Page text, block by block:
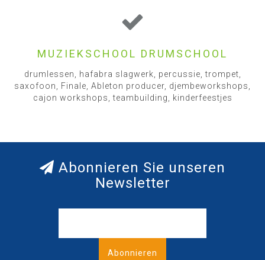
MUZIEKSCHOOL DRUMSCHOOL
drumlessen, hafabra slagwerk, percussie, trompet,
saxofoon, Finale, Ableton producer, djembeworkshops,
cajon workshops, teambuilding, kinderfeestjes
Abonnieren Sie unseren
Newsletter
Abonnieren